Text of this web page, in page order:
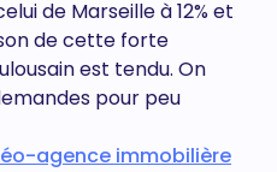
de Marseille à 12% et
de cette forte
est tendu. On
pour peu
agence immobilière